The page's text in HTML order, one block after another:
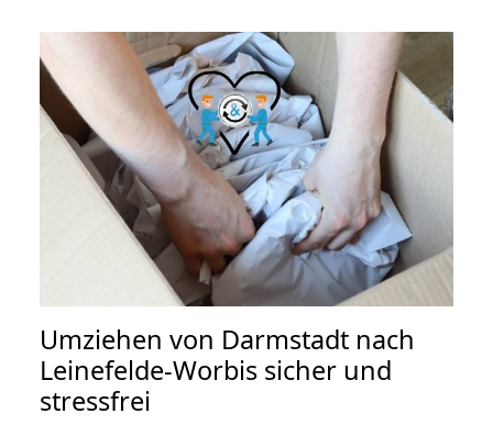
Umziehen von Darmstadt nach
Leinefelde-Worbis sicher und
stressfrei